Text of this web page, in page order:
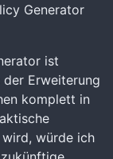
Generator
ist
Erweiterung
komplett in
würde ich